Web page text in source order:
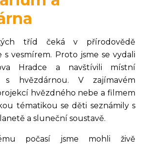
tříd čeká v přírodovědě
s vesmírem. Proto jsme se vydali
Hradce a navštívili místní
s hvězdárnou. V zajímavém
hvězdného nebe a filmem
tématikou se děti seznámily s
a sluneční soustavě.
počasí jsme mohli živě